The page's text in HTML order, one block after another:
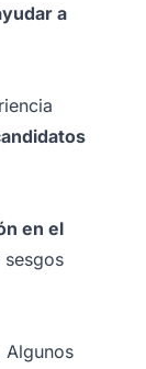
a
en el
Algunos